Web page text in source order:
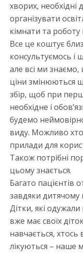
хворих, необхідні
організувати
кімнати та
Все це коштує
консультуємось і
але всі ми знаємо,
ціни змінюються
збір, щоб при
необхідне і
будемо
виду. Можливо
прилади для
Також потрібні
цьому знається.
Багато пацієнтів
завдяки
Дітки, які
вже має своїх
навчається, хтось
лікуються – наше